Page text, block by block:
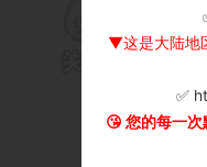
▼这是大陆地
✅
😘 您的每一